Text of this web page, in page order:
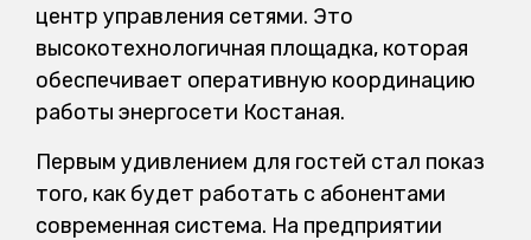
центр управления сетями. Это
высокотехнологичная площадка, которая
обеспечивает оперативную координацию
работы энергосети Костаная.
Первым удивлением для гостей стал показ
того, как будет работать с абонентами
современная система. На предприятии